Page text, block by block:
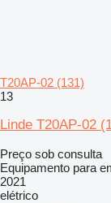
T20AP-02 (131)
13
Linde T20AP-02
Preço sob consulta
Equipamento para
2021
elétrico